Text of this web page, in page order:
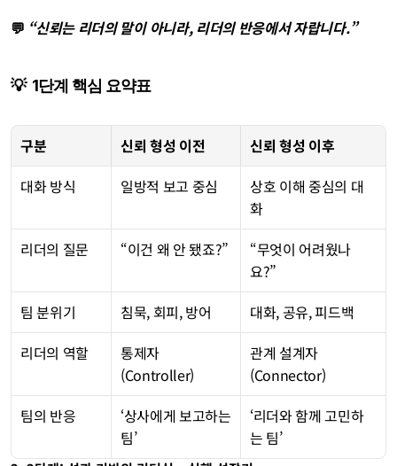
💬 “신뢰는 리더의 말이 아니라, 리더의 반응에서 자랍니다.”
💡  1단계 핵심 요약표
구분 신뢰 형성 이전
신뢰 형성 이후
대화 방식
일방적 보고 중심
상호 이해 중심의 대
화
리더의 질문
“이건 왜 안 됐죠?”
“무엇이 어려웠나
요?”
팀 분위기
침묵, 회피, 방어
대화, 공유, 피드백
리더의 역할
통제자
(Controller)
관계 설계자
(Connector)
팀의 반응
‘상사에게 보고하는
팀’
‘리더와 함께 고민하
는 팀’